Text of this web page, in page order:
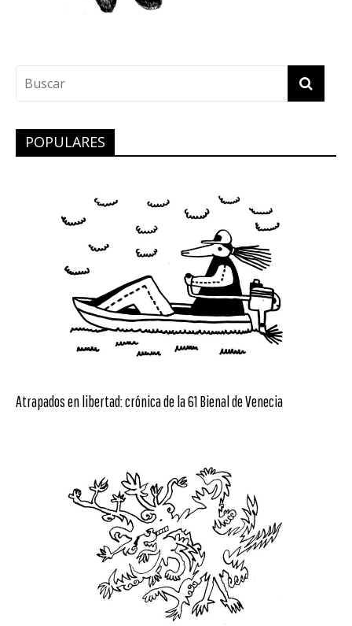
POPULARES
Atrapados en libertad: crónica de la 61 Bienal de Venecia